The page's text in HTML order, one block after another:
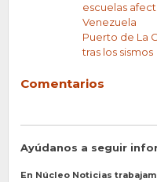
escuelas
Venezuela
Puerto de La
tras los sismos
Comentarios
Ayúdanos a seguir
En Núcleo Noticias